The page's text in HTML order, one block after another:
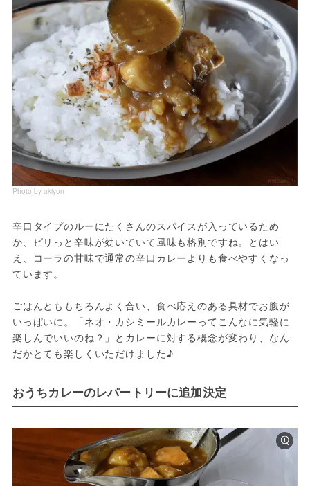
Photo by akiyon
辛口タイプのルーにたくさんのスパイスが入っているため
か、ピリっと辛味が効いていて風味も格別ですね。とはい
え、コーラの甘味で通常の辛口カレーよりも食べやすくなっ
ています。
ごはんとももちろんよく合い、食べ応えのある具材でお腹が
いっぱいに。「ネオ・カシミールカレーってこんなに気軽に
楽しんでいいのね？」とカレーに対する概念が変わり、なん
だかとても楽しくいただけました♪
おうちカレーのレパートリーに追加決定